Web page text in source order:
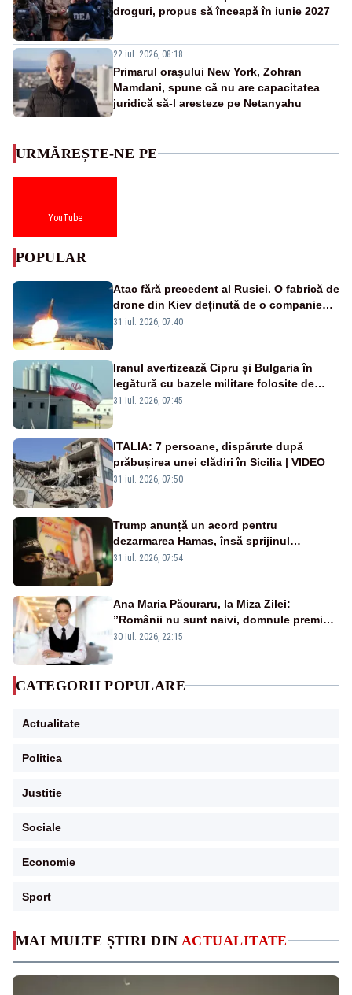
droguri, propus să înceapă în iunie 2027
22 iul. 2026, 08:18
Primarul oraşului New York, Zohran
Mamdani, spune că nu are capacitatea
juridică să-l aresteze pe Netanyahu
MAI MULTE ȘTIRI DIN ACTUALITATE
URMĂREȘTE-NE PE
YouTube
POPULAR
Atac fără precedent al Rusiei. O fabrică de
drone din Kiev deținută de o companie
americană, distrusă de o rachetă
31 iul. 2026, 07:40
Iranul avertizează Cipru și Bulgaria în
legătură cu bazele militare folosite de
SUA
31 iul. 2026, 07:45
ITALIA: 7 persoane, dispărute după
prăbușirea unei clădiri în Sicilia | VIDEO
31 iul. 2026, 07:50
Trump anunță un acord pentru
dezarmarea Hamas, însă sprijinul
Israelului rămâne incert
31 iul. 2026, 07:54
Ana Maria Păcuraru, la Miza Zilei:
”Românii nu sunt naivi, domnule premier
Bolojan”
30 iul. 2026, 22:15
CATEGORII POPULARE
Actualitate
Politica
Justitie
Sociale
Economie
Sport